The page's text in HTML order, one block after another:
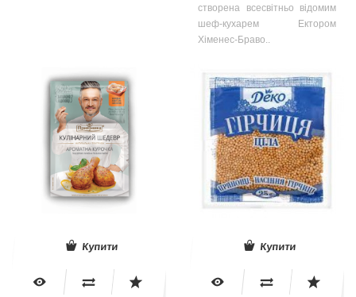
створена всесвітньо відомим
шеф-кухарем Ектором
Хіменес-Браво..
Купити Купити